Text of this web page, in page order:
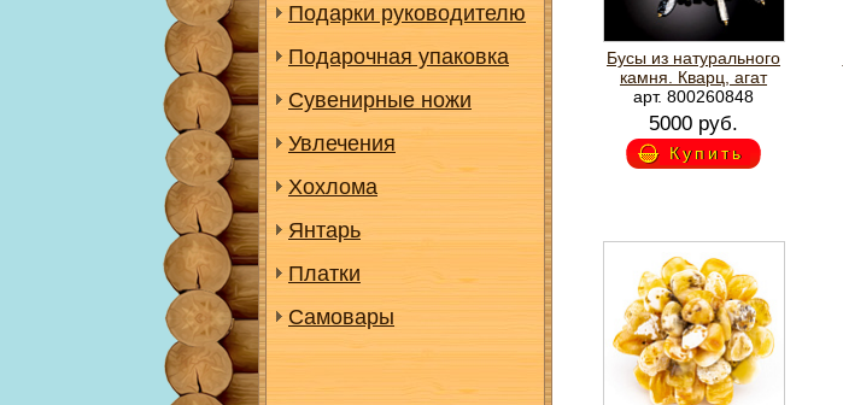
Подарки руководителю
Подарочная упаковка
Сувенирные ножи
Увлечения
Хохлома
Янтарь
Платки
Самовары
Бусы из натурального
камня. Кварц, агат
арт. 800260848
5000 руб.
Купить